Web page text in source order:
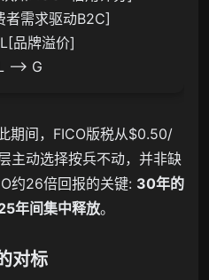
L --> G
期间，FICO版税从$0.50/
动选择按兵不动，并非缺
约26倍回报的关键: 30年的
年间集中释放。
对标